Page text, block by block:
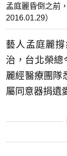
孟庭麗昏倒之前
2016.01.29）
藝人孟庭麗
治，台北榮總
麗經醫療團隊
屬同意器捐遺